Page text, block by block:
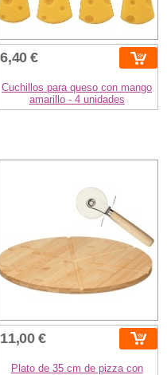
6,40 €
Cuchillos para queso con mango
amarillo - 4 unidades
11,00 €
Plato de 35 cm de pizza con